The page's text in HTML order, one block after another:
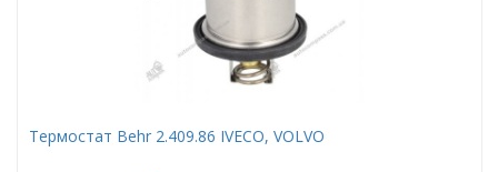
Термостат Behr 2.409.86 IVECO, VOLVO